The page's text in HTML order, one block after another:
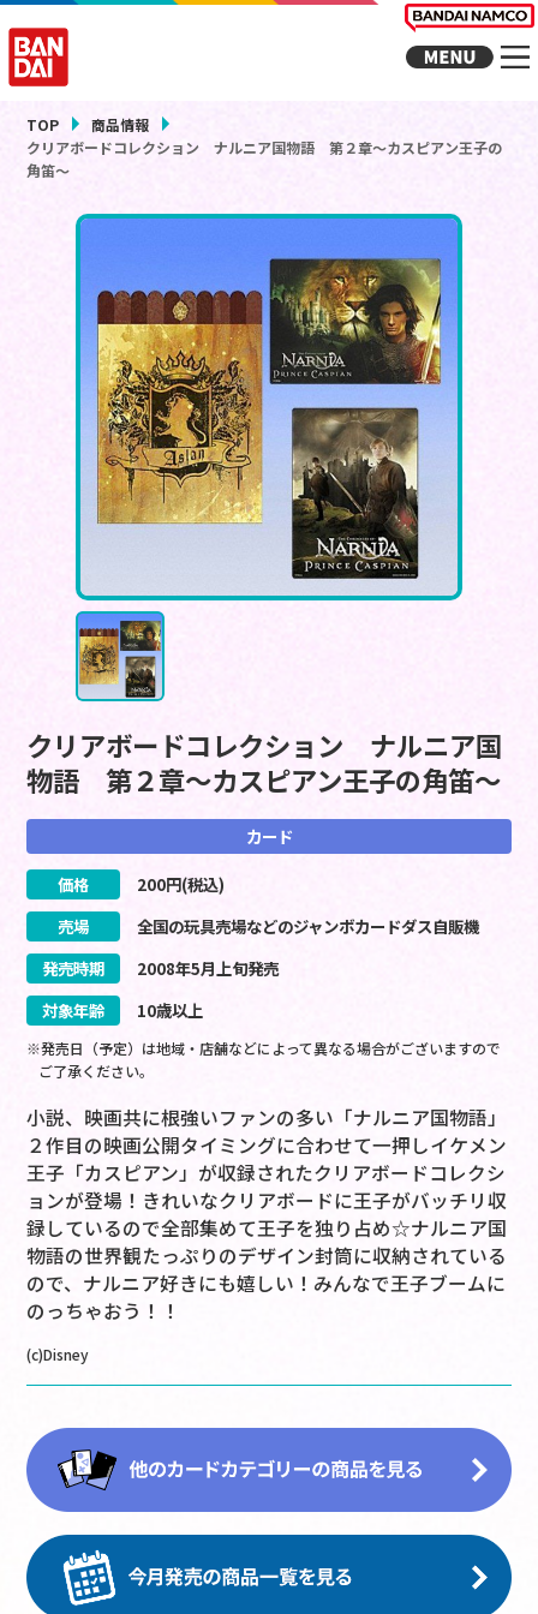
TOP
商品情報
クリアボードコレクション ナルニア国物語 第２章～カスピアン王子の
角笛～
クリアボードコレクション ナルニア国
物語 第２章～カスピアン王子の角笛～
カード
価格 200円(税込)
売場
全国の玩具売場などのジャンボカードダス自販機
発売時期
2008年5月上旬発売
対象年齢
10歳以上
※発売日（予定）は地域・店舗などによって異なる場合がございますので
ご了承ください。
小説、映画共に根強いファンの多い「ナルニア国物語」
２作目の映画公開タイミングに合わせて一押しイケメン
王子「カスピアン」が収録されたクリアボードコレクシ
ョンが登場！きれいなクリアボードに王子がバッチリ収
録しているので全部集めて王子を独り占め☆ナルニア国
物語の世界観たっぷりのデザイン封筒に収納されている
ので、ナルニア好きにも嬉しい！みんなで王子ブームに
のっちゃおう！！
(c)Disney